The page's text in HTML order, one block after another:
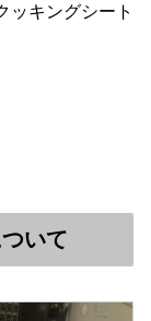
ッキングシート
いて